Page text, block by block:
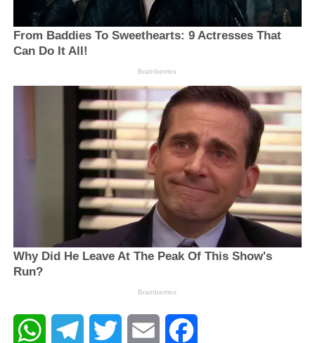
WhatsAppTelegram Twitter Email